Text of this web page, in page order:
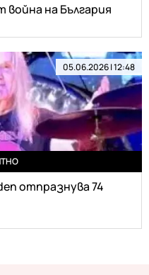
война на България
05.06.2026 | 12:48
отпразнува 74